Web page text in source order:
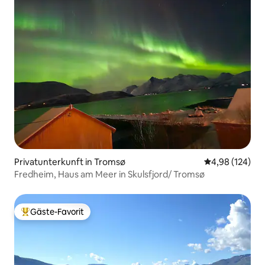
Privatunterkunft in Tromsø
4,98 (124)
Fredheim, Haus am Meer in Skulsfjord/ Tromsø
Beliebter Gäste-Favorit.
Gäste-Favorit